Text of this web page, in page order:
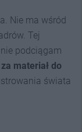
Nie ma wśród
Tej
podciągam
materiał do
świata